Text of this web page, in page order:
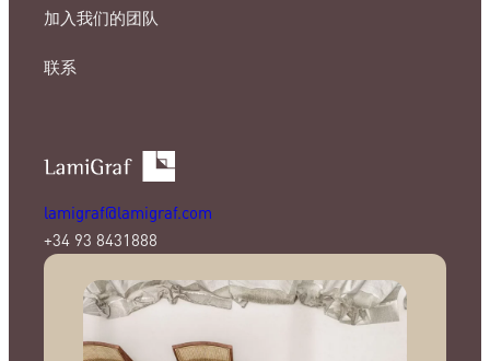
加入我们的团队
联系
lamigraf@lamigraf.com
+34 93 8431888